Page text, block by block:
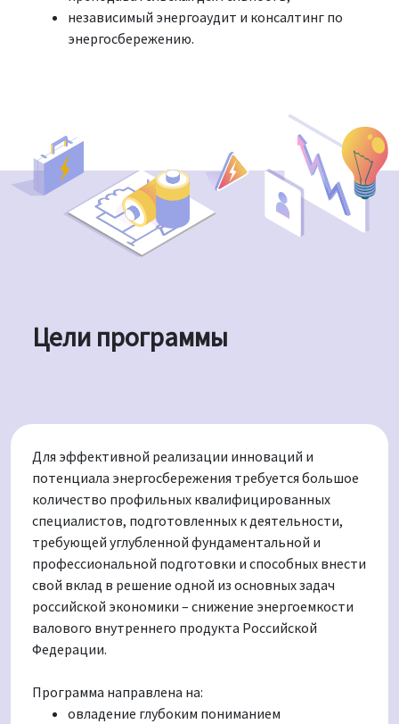
независимый энергоаудит и консалтинг по
энергосбережению.
Цели программы
Для эффективной реализации инноваций и
потенциала энергосбережения требуется большое
количество профильных квалифицированных
специалистов, подготовленных к деятельности,
требующей углубленной фундаментальной и
профессиональной подготовки и способных внести
свой вклад в решение одной из основных задач
российской экономики – снижение энергоемкости
валового внутреннего продукта Российской
Федерации.
Программа направлена на:
овладение глубоким пониманием